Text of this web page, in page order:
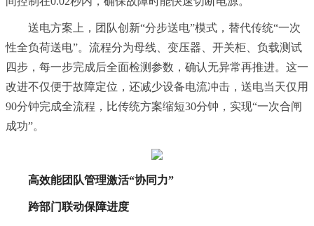
送电方案上，团队创新“分步送电”模式，替代传统“一次
性全负荷送电”。流程分为母线、变压器、开关柜、负载测试
四步，每一步完成后全面检测参数，确认无异常再推进。这一
改进不仅便于故障定位，还减少设备电流冲击，送电当天仅用
90分钟完成全流程，比传统方案缩短30分钟，实现“一次合闸
成功”。
高效能团队管理激活“协同力”
跨部门联动保障进度